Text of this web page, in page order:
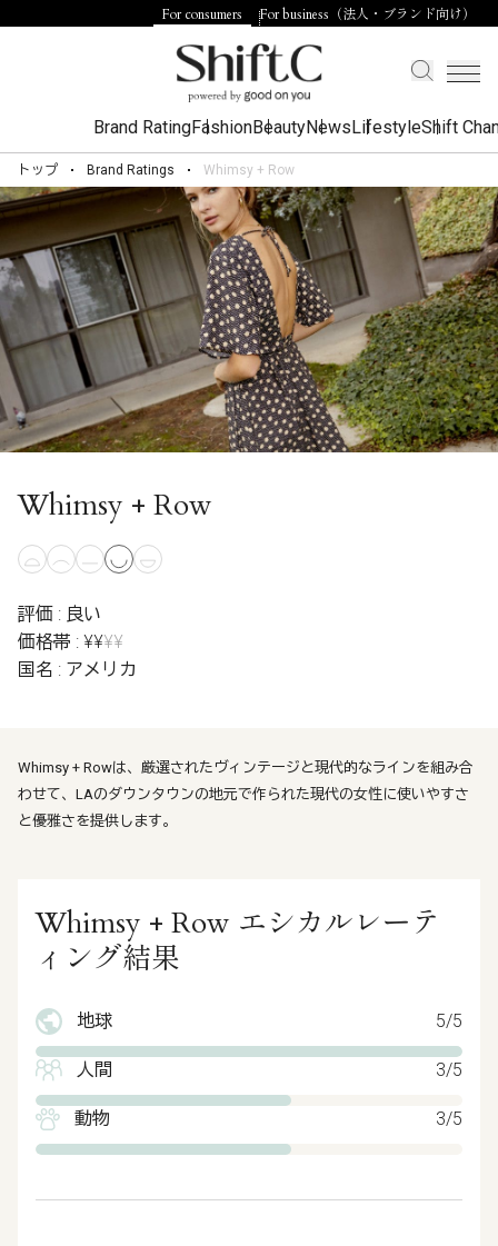
For consumers For business（法人・ブランド向け）
Brand RatingFashionBeautyNewsLifestyleShift
トップ Brand Ratings Whimsy + Row
Whimsy + Row
評価 : 良い
価格帯 : ¥¥¥¥
国名 : アメリカ
Whimsy + Rowは、厳選されたヴィンテージと現代的なラインを組み合
わせて、LAのダウンタウンの地元で作られた現代の女性に使いやすさ
と優雅さを提供します。
Whimsy + Row エシカルレーテ
ィング結果
地球 5/5
人間 3/5
動物 3/5